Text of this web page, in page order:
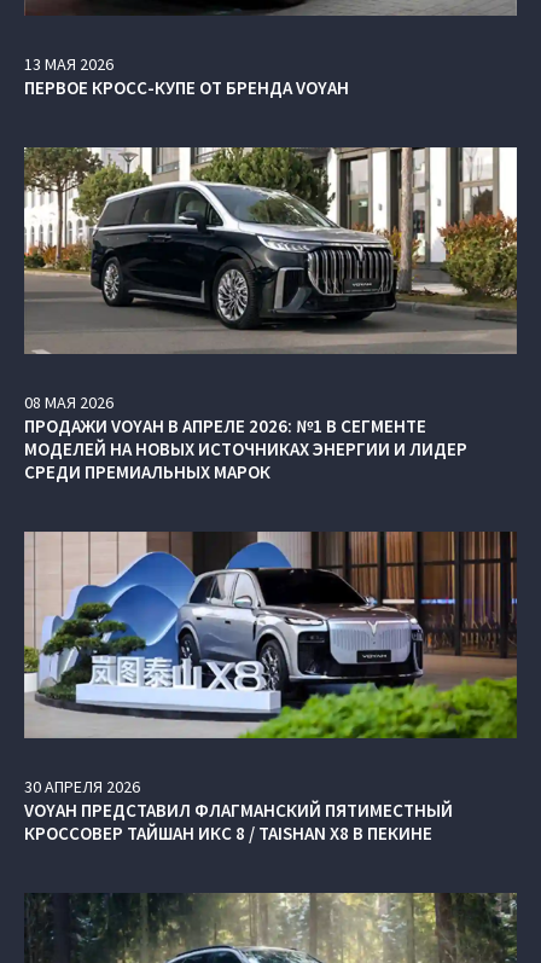
13 МАЯ 2026
ПЕРВОЕ КРОСС-КУПЕ ОТ БРЕНДА VOYAH
08 МАЯ 2026
ПРОДАЖИ VOYAH В АПРЕЛЕ 2026: №1 В СЕГМЕНТЕ
МОДЕЛЕЙ НА НОВЫХ ИСТОЧНИКАХ ЭНЕРГИИ И ЛИДЕР
СРЕДИ ПРЕМИАЛЬНЫХ МАРОК
30АПРЕЛЯ 2026
VOYAH ПРЕДСТАВИЛ ФЛАГМАНСКИЙ ПЯТИМЕСТНЫЙ
КРОССОВЕР ТАЙШАН ИКС 8 / TAISHAN X8 В ПЕКИНЕ